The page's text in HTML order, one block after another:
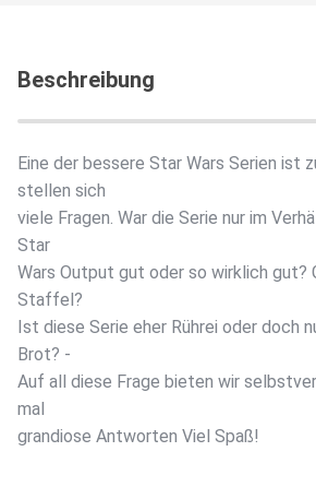
Beschreibung
Eine der bessere Star Wars Serien ist
stellen sich
viele Fragen. War die Serie nur im
Star
Wars Output gut oder so wirklich gut?
Staffel?
Ist diese Serie eher Rührei oder doch
Brot? -
Auf all diese Frage bieten wir
mal
grandiose Antworten Viel Spaß!